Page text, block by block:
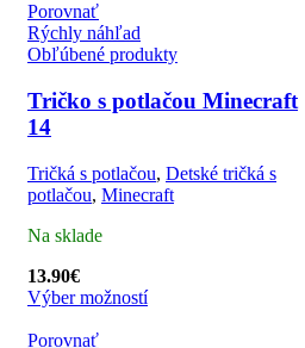
Porovnať
Rýchly náhľad
Obľúbené produkty
Tričko s potlačou Minecraft
14
Tričká s potlačou, Detské tričká s
potlačou, Minecraft
Na sklade
13.90€
Výber možností
Porovnať